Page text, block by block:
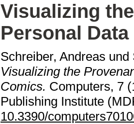
Visualizing
Personal
Schreiber, Andreas und
Visualizing the
Comics. Computers, 7
Publishing Institute
10.3390/